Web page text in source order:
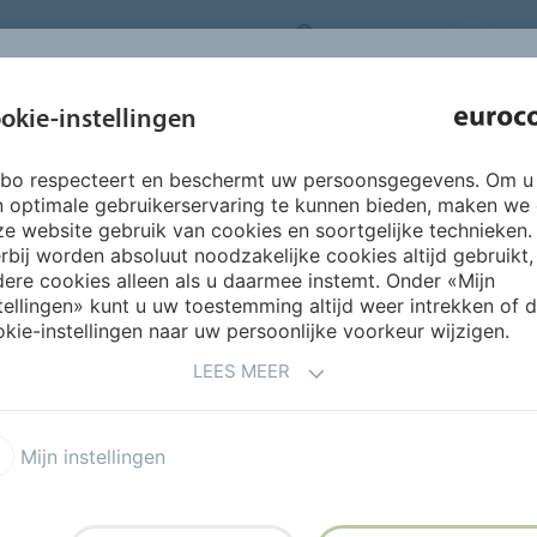
NEDERLANDS
OVER ONS PRODUCTEN
INSPIRATIE &
REFERENTIES
productoverzicht BetonDesign Producten BetonDesign
van gekleurde (390
instellingen
respecteert en beschermt uw persoonsgegevens. Om u
optimale gebruikerservaring te kunnen bieden, maken we
website gebruik van cookies en soortgelijke technieken.
worden absoluut noodzakelijke cookies altijd gebruikt,
cookies alleen als u daarmee instemt. Onder «Mijn
kunt u uw toestemming altijd weer intrekken of
instellingen naar uw persoonlijke voorkeur wijzigen.
LEES MEER
Mijn instellingen